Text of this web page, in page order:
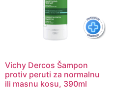
Vichy Dercos Šampon
protiv peruti za normalnu
ili masnu kosu, 390ml